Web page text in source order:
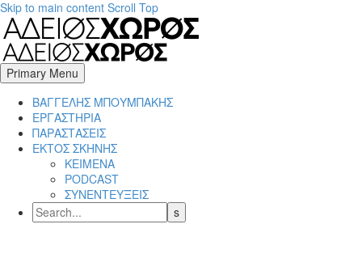
Skip to main content Scroll Top
Primary Menu
BΑΓΓΕΛΗΣ ΜΠΟΥΜΠΑΚΗΣ
ΕΡΓΑΣΤΗΡΙΑ
ΠΑΡΑΣΤΑΣΕΙΣ
ΕΚΤΟΣ ΣΚΗΝΗΣ
ΚΕΙΜΕΝΑ
PODCAST
ΣΥΝΕΝΤΕΥΞΕΙΣ